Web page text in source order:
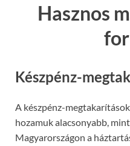
Hasznos
Készpénz-
A készpénz-
hozamuk alacsonyabb,
Magyarországon a